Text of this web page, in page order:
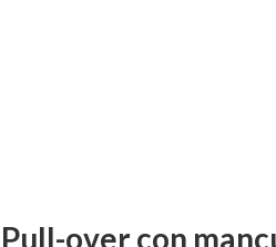
Pull-over con